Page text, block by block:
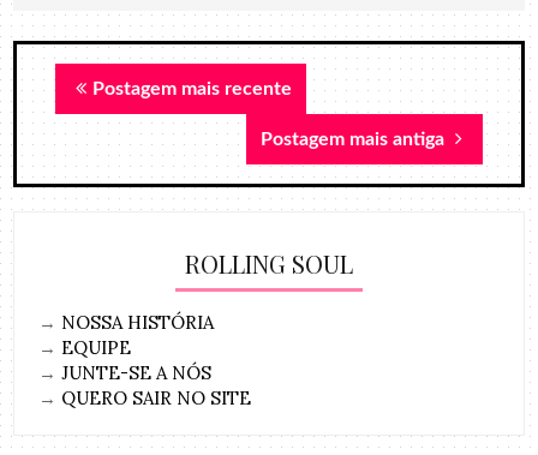
Postagem mais recente
Postagem mais antiga
ROLLING SOUL
→ NOSSA HISTÓRIA
→ EQUIPE
→JUNTE-SE A NÓS
→ QUERO SAIR NO SITE